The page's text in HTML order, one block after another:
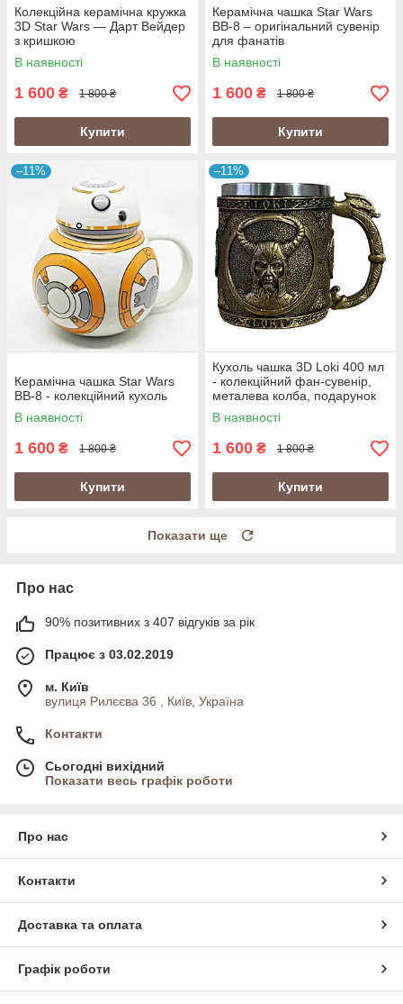
Колекційна керамічна кружка
3D Star Wars — Дарт Вейдер
з кришкою
В наявності
1 600 ₴ 1 800 ₴
Купити
Керамічна чашка Star Wars
BB-8 – оригінальний сувенір
для фанатів
В наявності
1 600 ₴ 1 800 ₴
Купити
–11%
Керамічна чашка Star Wars
BB-8 - колекційний кухоль
В наявності
1 600 ₴ 1 800 ₴
Купити
–11%
Кухоль чашка 3D Loki 400 мл
- колекційний фан-сувенір,
металева колба, подарунок
фанату
В наявності
1 600 ₴ 1 800 ₴
Купити
Показати ще
Про нас
90% позитивних з 407 відгуків за рік
Працює з 03.02.2019
м. Київ
вулиця Рилєєва 36 , Київ, Україна
Контакти
Сьогодні вихідний
Показати весь графік роботи
Про нас
Контакти
Доставка та оплата
Графік роботи